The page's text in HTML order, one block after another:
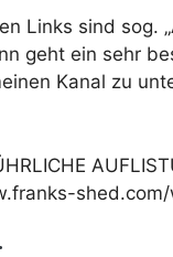
Links sind sog.
geht ein sehr
Kanal zu